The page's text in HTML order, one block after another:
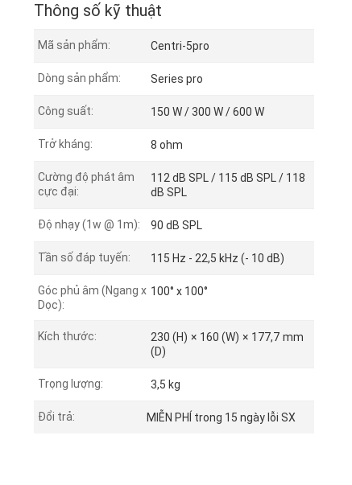
Thông số kỹ thuật
Mã sản phẩm: Centri-5pro
Dòng sản phẩm: Series pro
Công suất: 150 W / 300 W / 600 W
Trở kháng: 8 ohm
Cường độ phát âm
cực đại:
112 dB SPL / 115 dB SPL / 118
dB SPL
Độ nhạy (1w @ 1m): 90 dB SPL
Tần số đáp tuyến: 115 Hz - 22,5 kHz (- 10 dB)
Góc phủ âm (Ngang x
Dọc):
100° x 100°
Kích thước:
230 (H) × 160 (W) × 177,7 mm
(D)
Trọng lượng: 3,5 kg
Đổi trả: MIỄN PHÍ trong 15 ngày lỗi SX